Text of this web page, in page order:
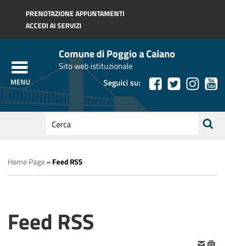
Regione Toscana
PRENOTAZIONE APPUNTAMENTI
ACCEDI AI SERVIZI
Comune di Poggio a Caiano
Sito web istituzionale
Seguici su:
testo
da
cercare
ricerca
Home Page »Feed RSS
Feed RSS